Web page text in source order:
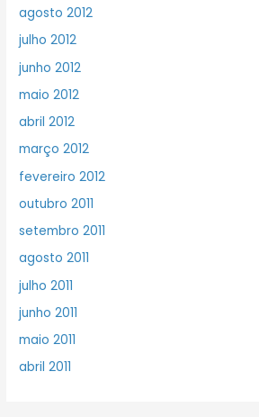
agosto 2012
julho 2012
junho 2012
maio 2012
abril 2012
março 2012
fevereiro 2012
outubro 2011
setembro 2011
agosto 2011
julho 2011
junho 2011
maio 2011
abril 2011